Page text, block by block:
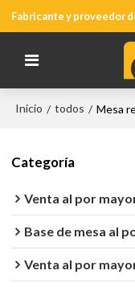
Fabricante y proveedor
Inicio / todos / Mesa
Categoría
Venta al por
Base de mesa al
Venta al por